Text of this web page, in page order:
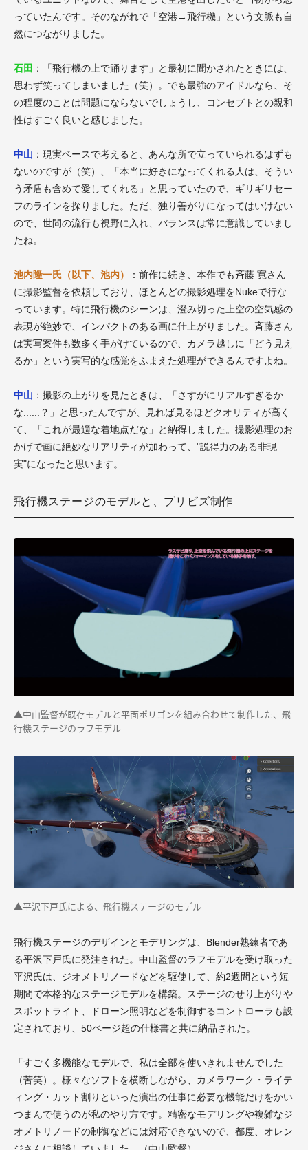
っていたんです。そのながれで「空港→飛行機」という文脈も自
然につながりました。
石田 ：「飛行機の上で踊ります」と最初に聞かされたときには、
思わず笑ってしまいました（笑）。でも最強のアイドルなら、そ
の程度のことは問題にならないでしょうし、コンセプトとの親和
性はすごく良いと感じました。
中山 ：現実ベースで考えると、あんな所で立っていられるはずも
ないのですが（笑）、「本当に好きになってくれる人は、そうい
う矛盾も含めて愛してくれる」と思っていたので、ギリギリセー
フのラインを探りました。ただ、独り善がりになってはいけない
ので、世間の流行も視野に入れ、バランスは常に意識していまし
たね。
池内隆一氏（以下、池内）
：前作に続き、本作でも斉藤 寛さん
に撮影監督を依頼しており、ほとんどの撮影処理をNukeで行な
っています。特に飛行機のシーンは、澄み切った上空の空気感の
表現が絶妙で、インパクトのある画に仕上がりました。斉藤さん
は実写案件も数多く手がけているので、カメラ越しに「どう見え
るか」という実写的な感覚をふまえた処理ができるんですよね。
中山 ：撮影の上がりを見たときは、「さすがにリアルすぎるか
な......？」と思ったんですが、見れば見るほどクオリティが高く
て、「これが最適な着地点だな」と納得しました。撮影処理のお
かげで画に絶妙なリアリティが加わって、"説得力のある非現
実"になったと思います。
飛行機ステージのモデルと、プリビズ制作
▲中山監督が既存モデルと平面ポリゴンを組み合わせて制作した、飛
行機ステージのラフモデル
▲平沢下戸氏による、飛行機ステージのモデル
飛行機ステージのデザインとモデリングは、Blender熟練者であ
る平沢下戸氏に発注された。中山監督のラフモデルを受け取った
平沢氏は、ジオメトリノードなどを駆使して、約2週間という短
期間で本格的なステージモデルを構築。ステージのせり上がりや
スポットライト、ドローン照明などを制御するコントローラも設
定されており、50ページ超の仕様書と共に納品された。
「すごく多機能なモデルで、私は全部を使いきれませんでした
（苦笑）。様々なソフトを横断しながら、カメラワーク・ライテ
ィング・カット割りといった演出の仕事に必要な機能だけをかい
つまんで使うのが私のやり方です。精密なモデリングや複雑なジ
オメトリノードの制御などには対応できないので、都度、オレン